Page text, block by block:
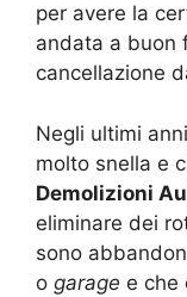
per avere la
andata a buon
cancellazione
Negli ultimi
molto snella e
Demolizioni
eliminare dei
sono
o garage e che